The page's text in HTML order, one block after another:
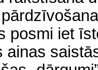
posmi iet
ainas